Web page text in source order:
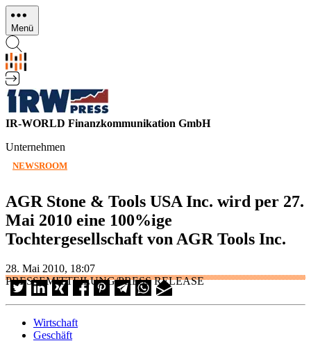
Direkt
zum
Inhalt
Menü
IR-WORLD Finanzkommunikation GmbH
Unternehmen
NEWSROOM
AGR Stone & Tools USA Inc. wird per 27.
Mai 2010 eine 100%ige
Tochtergesellschaft von AGR Tools Inc.
28. Mai 2010, 18:07
PRESSEMITTEILUNG/PRESS RELEASE
Wirtschaft
Geschäft